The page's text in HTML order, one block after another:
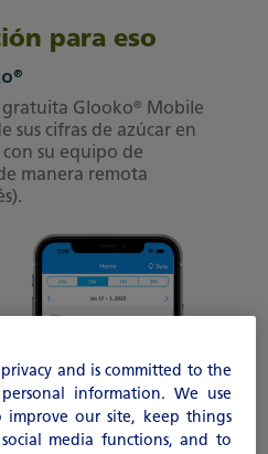
para eso
®
gratuita Glooko®
Mobile
sus cifras de azúcar en
con su equipo de
manera remota
and is committed to the
information. We use
our site, keep things
media functions, and to